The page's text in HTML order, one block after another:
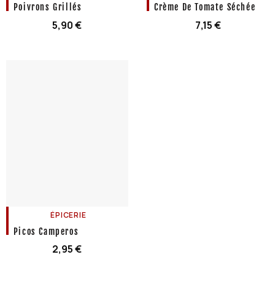
Poivrons Grillés
5,90€
Crème De Tomate Séchée
7,15€
ÉPICERIE
Picos Camperos
2,95€